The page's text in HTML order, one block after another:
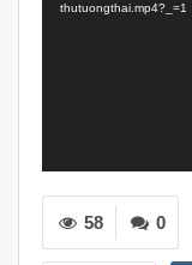
thutuongthai.mp4?_=1
0
58